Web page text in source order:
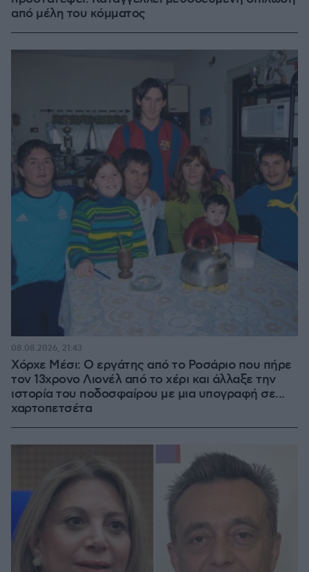
από μέλη του κόμματος
Χόρχε Μέσι: Ο εργάτης από το Ροσάριο που πήρε
τον 13χρονο Λιονέλ από το χέρι και άλλαξε την
ιστορία του ποδοσφαίρου με μια υπογραφή σε...
χαρτοπετσέτα
08.08.2026, 21:43